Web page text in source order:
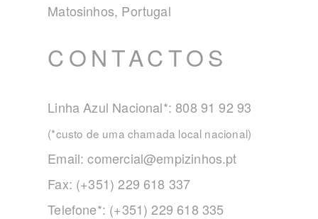
Matosinhos, Portugal
CONTACTOS
Linha Azul Nacional*: 808 91 92 93
(*custo de uma chamada local nacional)
Email:comercial@empizinhos.pt
Fax: (+351) 229 618 337
Telefone*: (+351) 229 618 335